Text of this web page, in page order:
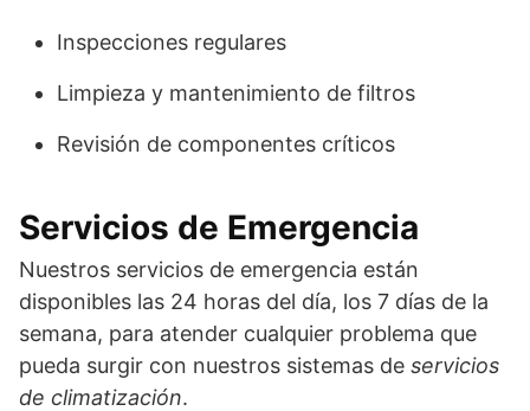
Inspecciones regulares
Limpieza y mantenimiento de filtros
Revisión de componentes críticos
Servicios de Emergencia
Nuestros servicios de emergencia están
disponibles las 24 horas del día, los 7 días de la
semana, para atender cualquier problema que
pueda surgir con nuestros sistemas de servicios
de climatización.